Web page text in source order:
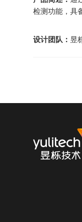
检测功能，具
设计团队： 昱